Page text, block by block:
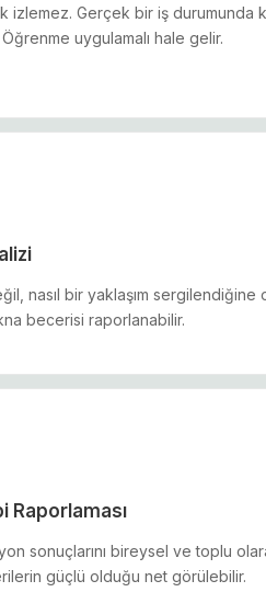
izlemez. Gerçek bir iş durumunda
uygulamalı hale gelir.
nasıl bir yaklaşım sergilendiğine
becerisi raporlanabilir.
Raporlaması
sonuçlarını bireysel ve toplu
güçlü olduğu net görülebilir.